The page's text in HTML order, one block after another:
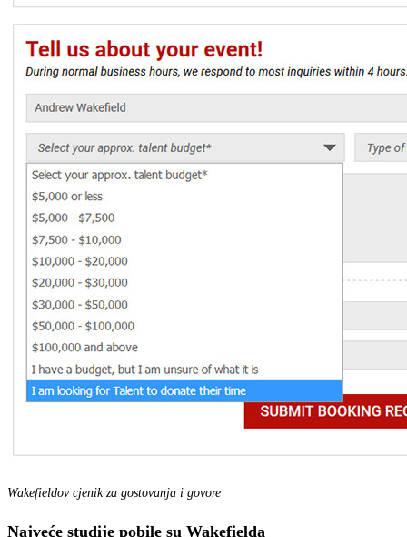
Wakefieldov cjenik za gostovanja i govore
Najveće studije pobile su Wakefielda